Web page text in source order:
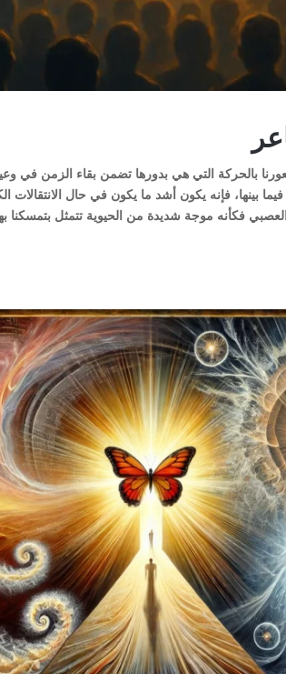
بالحركة التي هي بدورها تضمن بقاء الزمن في
بينها، فإنه يكون أشد ما يكون في حال الانتقالات
فكأنه موجة شديدة من الحيوية تتمثل بتمسكنا